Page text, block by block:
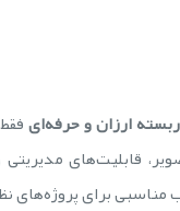
ارزان و حرفه‌ای
قابلیت‌های
مناسبی برای